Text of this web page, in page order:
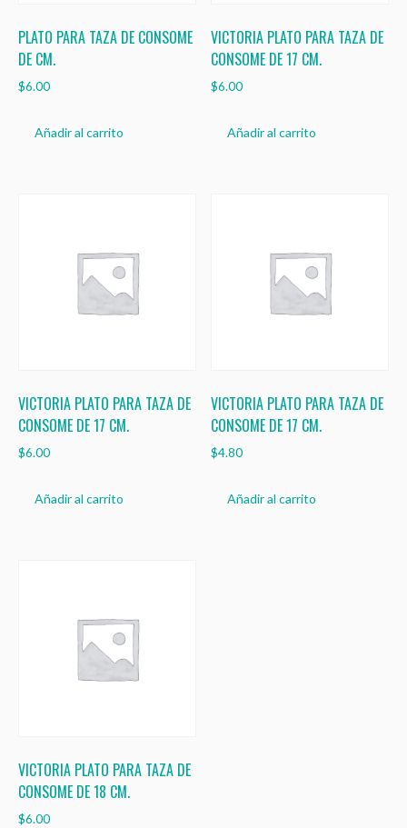
PLATO PARA TAZA DE CONSOME
DE CM.
$6.00
Añadir al carrito
VICTORIA PLATO PARA TAZA DE
CONSOME DE 17 CM.
$6.00
Añadir al carrito
VICTORIA PLATO PARA TAZA DE
CONSOME DE 17 CM.
$6.00
Añadir al carrito
VICTORIA PLATO PARA TAZA DE
CONSOME DE 17 CM.
$4.80
Añadir al carrito
VICTORIA PLATO PARA TAZA DE
CONSOME DE 18 CM.
$6.00